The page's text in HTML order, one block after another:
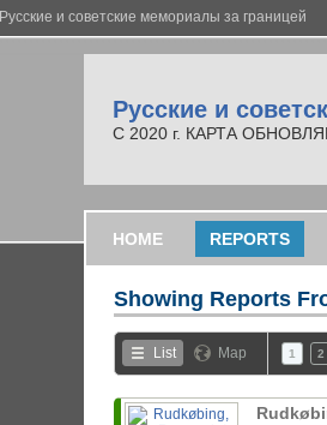
Русские и советские мемориалы за границей
Русские и
С 2020 г. КАРТА
HOME REPORTS
Showing Reports
List Map 1 2